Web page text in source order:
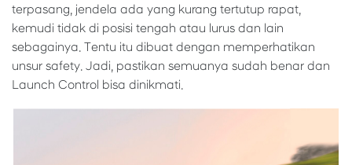
terpasang, jendela ada yang kurang tertutup rapat,
kemudi tidak di posisi tengah atau lurus dan lain
sebagainya. Tentu itu dibuat dengan memperhatikan
unsur safety. Jadi, pastikan semuanya sudah benar dan
Launch Control bisa dinikmati.